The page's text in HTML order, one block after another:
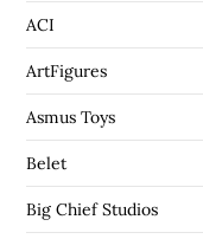
ACI
ArtFigures
Asmus Toys
Belet
Big Chief Studios